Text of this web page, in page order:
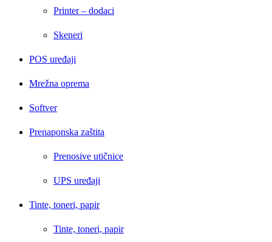
Printer – dodaci
Skeneri
POS uređaji
Mrežna oprema
Softver
Prenaponska zaštita
Prenosive utičnice
UPS uređaji
Tinte, toneri, papir
Tinte, toneri, papir